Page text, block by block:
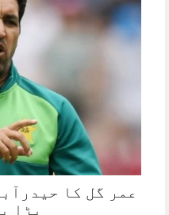
عمر گل کا
بڑا